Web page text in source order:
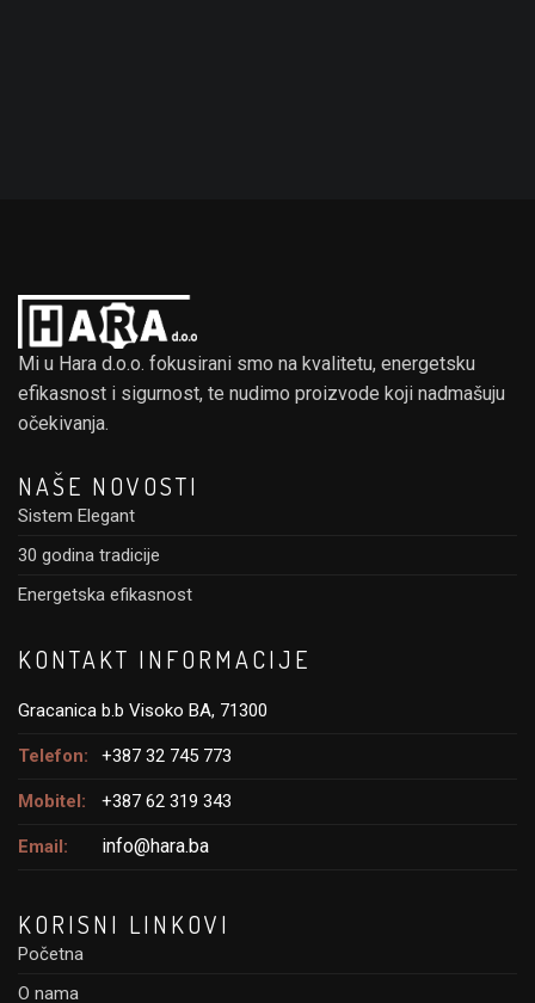
Mi u Hara d.o.o. fokusirani smo na kvalitetu, energetsku
efikasnost i sigurnost, te nudimo proizvode koji nadmašuju
očekivanja.
NAŠE NOVOSTI
Sistem Elegant
30 godina tradicije
Energetska efikasnost
KONTAKT INFORMACIJE
Gracanica b.b Visoko BA, 71300
Telefon: +387 32 745 773
Mobitel: +387 62 319 343
Email: info@hara.ba
KORISNI LINKOVI
Početna
O nama